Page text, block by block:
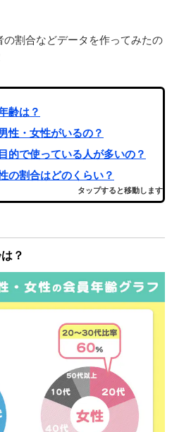
割合などデータを作ってみたの
齢は？
性・女性がいるの？
的で使っている人が多いの？
の割合はどのくらい？
タップすると移動します
？